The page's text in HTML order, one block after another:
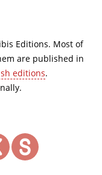
Editions. Most of
are published in
editions.